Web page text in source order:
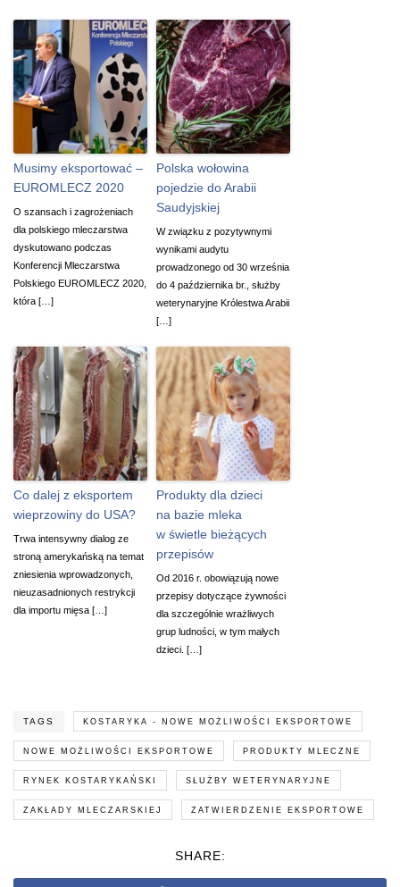
Musimy eksportować –
EUROMLECZ 2020
O szansach i zagrożeniach
dla polskiego mleczarstwa
dyskutowano podczas
Konferencji Mleczarstwa
Polskiego EUROMLECZ 2020,
która […]
Polska wołowina
pojedzie do Arabii
Saudyjskiej
W związku z pozytywnymi
wynikami audytu
prowadzonego od 30 września
do 4 października br., służby
weterynaryjne Królestwa Arabii
[…]
Co dalej z eksportem
wieprzowiny do USA?
Trwa intensywny dialog ze
stroną amerykańską na temat
zniesienia wprowadzonych,
nieuzasadnionych restrykcji
dla importu mięsa […]
Produkty dla dzieci
na bazie mleka
w świetle bieżących
przepisów
Od 2016 r. obowiązują nowe
przepisy dotyczące żywności
dla szczególnie wrażliwych
grup ludności, w tym małych
dzieci. […]
TAGS KOSTARYKA - NOWE MOŻLIWOŚCI EKSPORTOWE
NOWE MOŻLIWOŚCI EKSPORTOWE PRODUKTY MLECZNE
RYNEK KOSTARYKAŃSKI SŁUŻBY WETERYNARYJNE
ZAKŁADY MLECZARSKIEJ ZATWIERDZENIE EKSPORTOWE
SHARE: